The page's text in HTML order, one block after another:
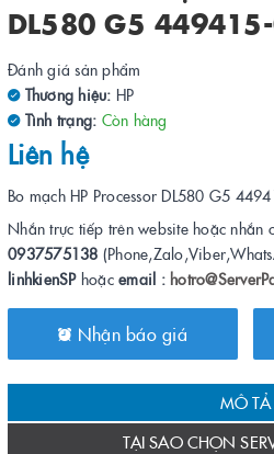
DL580 G5
Đánh giá sản phẩm
Thương hiệu: HP
Tình trạng: Còn hàng
Liên hệ
Bo mạch HP Processor DL580 G5
Nhắn trực tiếp trên website hoặc nhắn
0937575138
linhkienSPhoặc email :
Nhận báo giá
MÔ TẢ
TẠI SAO CHỌN